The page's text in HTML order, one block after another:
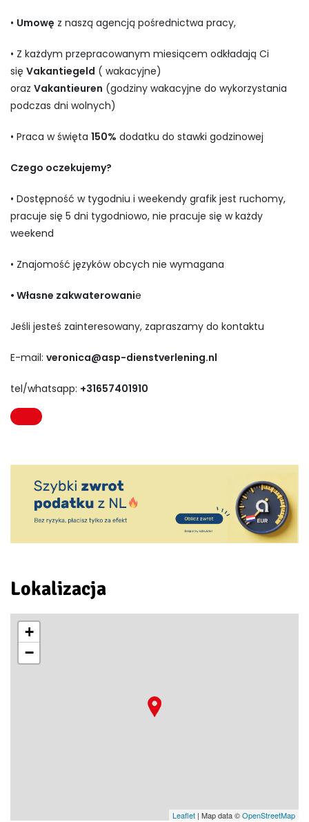
• Umowę z naszą agencją pośrednictwa pracy,
• Z każdym przepracowanym miesiącem odkładają Ci
się Vakantiegeld ( wakacyjne)
oraz Vakantieuren (godziny wakacyjne do wykorzystania
podczas dni wolnych)
• Praca w święta 150% dodatku do stawki godzinowej
Czego oczekujemy?
• Dostępność w tygodniu i weekendy grafik jest ruchomy,
pracuje się 5 dni tygodniowo, nie pracuje się w każdy
weekend
• Znajomość języków obcych nie wymagana
• Własne zakwaterowanie
Jeśli jesteś zainteresowany, zapraszamy do kontaktu
E-mail: veronica@asp-dienstverlening.nl
tel/whatsapp: +31657401910
Lokalizacja
+
−
Leaflet | Map data ©OpenStreetMap